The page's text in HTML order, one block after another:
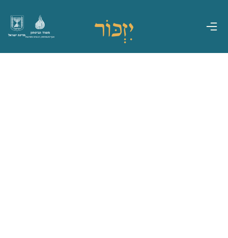
מדינת ישראל
משרד הביטחון
אגף משפחות, הנצחה ומורשת